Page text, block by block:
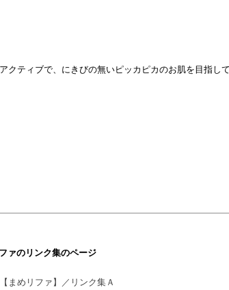
アクティブで、にきびの無いピッカピカのお肌を目指し
ァのリンク集のページ
まめリファ】／リンク集Ａ